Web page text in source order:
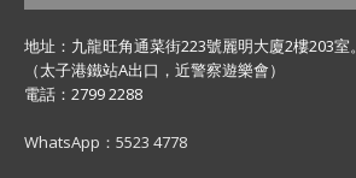
地址：九龍旺角通菜街223號麗明大廈2樓203室。
（太子港鐵站A出口，近警察遊樂會）
電話：2799 2288
WhatsApp：5523 4778